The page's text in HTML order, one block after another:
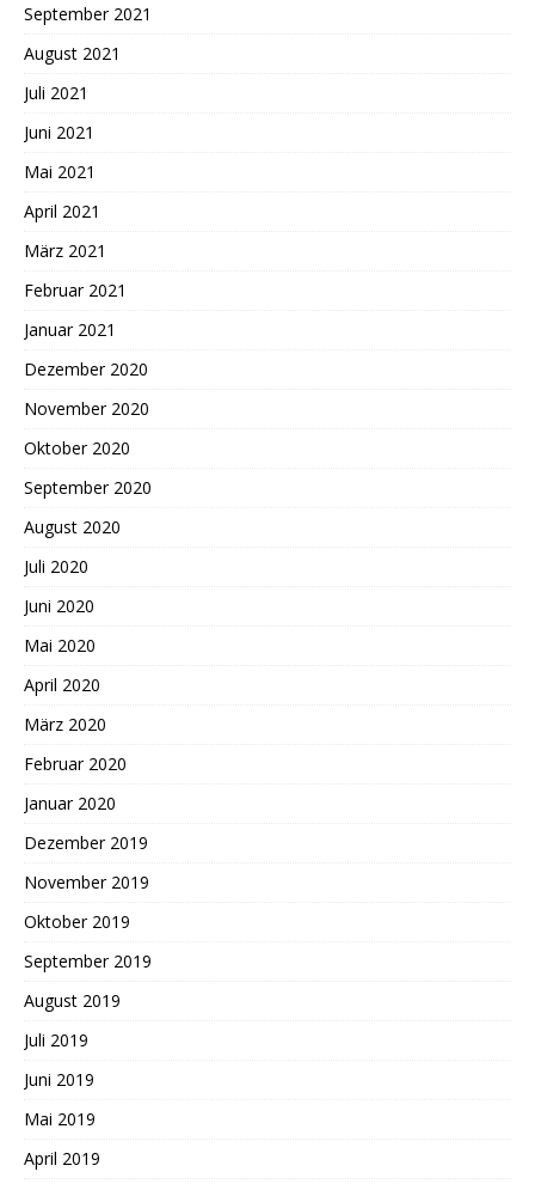
September 2021
August 2021
Juli 2021
Juni 2021
Mai 2021
April 2021
März 2021
Februar 2021
Januar 2021
Dezember 2020
November 2020
Oktober 2020
September 2020
August 2020
Juli 2020
Juni 2020
Mai 2020
April 2020
März 2020
Februar 2020
Januar 2020
Dezember 2019
November 2019
Oktober 2019
September 2019
August 2019
Juli 2019
Juni 2019
Mai 2019
April 2019